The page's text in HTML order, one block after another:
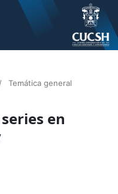
Temática general
en